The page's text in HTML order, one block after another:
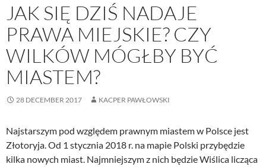
JAK SIĘ DZIŚ NADAJE
PRAWA MIEJSKIE? CZY
WILKÓW MÓGŁBY BYĆ
MIASTEM?
28 DECEMBER 2017 KACPER PAWŁOWSKI
Najstarszym pod względem prawnym miastem w Polsce jest
Złotoryja. Od 1 stycznia 2018 r. na mapie Polski przybędzie
kilka nowych miast. Najmniejszym z nich będzie Wiślica licząca